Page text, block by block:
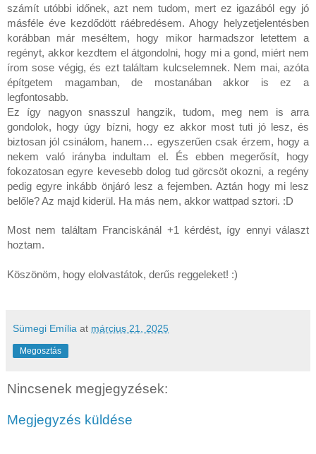
számít utóbbi időnek, azt nem tudom, mert ez igazából egy jó
másféle éve kezdődött ráébredésem. Ahogy helyzetjelentésben
korábban már meséltem, hogy mikor harmadszor letettem a
regényt, akkor kezdtem el átgondolni, hogy mi a gond, miért nem
írom sose végig, és ezt találtam kulcselemnek. Nem mai, azóta
építgetem magamban, de mostanában akkor is ez a
legfontosabb.
Ez így nagyon snasszul hangzik, tudom, meg nem is arra
gondolok, hogy úgy bízni, hogy ez akkor most tuti jó lesz, és
biztosan jól csinálom, hanem… egyszerűen csak érzem, hogy a
nekem való irányba indultam el. És ebben megerősít, hogy
fokozatosan egyre kevesebb dolog tud görcsöt okozni, a regény
pedig egyre inkább önjáró lesz a fejemben. Aztán hogy mi lesz
belőle? Az majd kiderül. Ha más nem, akkor wattpad sztori. :D
Most nem találtam Franciskánál +1 kérdést, így ennyi választ
hoztam.
Köszönöm, hogy elolvastátok, derűs reggeleket! :)
Sümegi Emília at március 21, 2025
Megosztás
Nincsenek megjegyzések:
Megjegyzés küldése